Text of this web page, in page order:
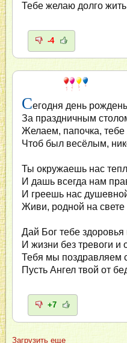
Тебе желаю долго жить
-4
Сегодня день
За праздничным
Желаем, папочка,
Чтоб был весёлым,
Ты окружаешь нас
И дашь всегда нам
И греешь нас
Живи, родной на свете
Дай Бог тебе здоровья
И жизни без тревоги и
Тебя мы поздравляем
Пусть Ангел твой от
+7
Загрузить еще